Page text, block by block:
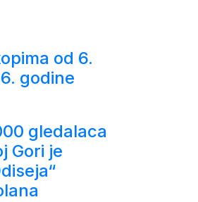
od 6.
godine
gledalaca
Gori je